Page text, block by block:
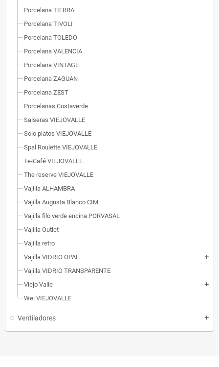
Porcelana TIERRA
Porcelana TIVOLI
Porcelana TOLEDO
Porcelana VALENCIA
Porcelana VINTAGE
Porcelana ZAGUAN
Porcelana ZEST
Porcelanas Costaverde
Salseras VIEJOVALLE
Solo platos VIEJOVALLE
Spal Roulette VIEJOVALLE
Te-Café VIEJOVALLE
The reserve VIEJOVALLE
Vajilla ALHAMBRA
Vajilla Augusta Blanco CIM
Vajilla filo verde encina PORVASAL
Vajilla Outlet
Vajilla retro
Vajilla VIDRIO OPAL
add
Vajilla VIDRIO TRANSPARENTE
Viejo Valle
add
Wei VIEJOVALLE
Ventiladores add